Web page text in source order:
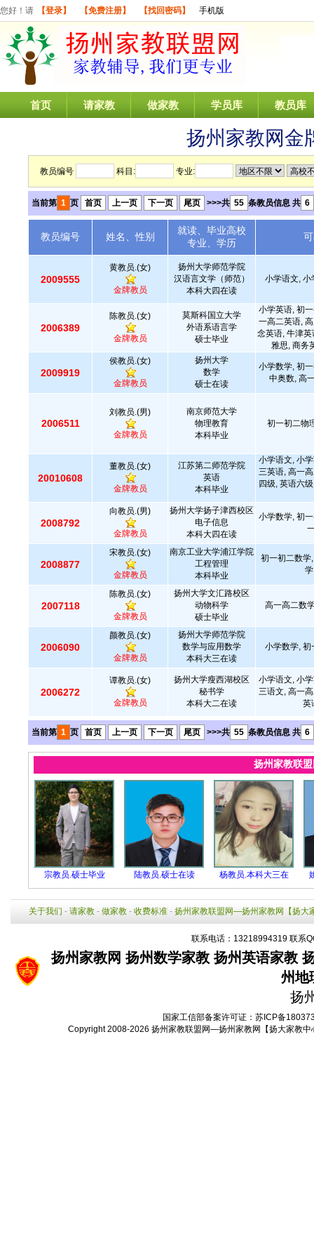
您好！请 【登录】 【免费注册】 【找回密码】 手机版
首页 请家教 做家教 学员库 教员库
扬州家教网金
教员编号 科目: 专业:
当前第 1 页 首页 上一页 下一页 尾页 >>>共 55 条教员信息 共 6
教员编号 姓名、性别
就读、毕业高校
专业、学历
2009555
黄教员.(女)
金牌教员
扬州大学师范学院
汉语言文学（师范）
本科大四在读
小学语文, 小
2006389
陈教员.(女)
金牌教员
莫斯科国立大学
外语系语言学
硕士毕业
小学英语, 初
一高二英语,
念英语, 牛津
雅思, 商务
2009919
侯教员.(女)
金牌教员
扬州大学
数学
硕士在读
小学数学, 初
中奥数, 高
2006511
刘教员.(男)
金牌教员
南京师范大学
物理教育
本科毕业
初一初二物
20010608
董教员.(女)
金牌教员
江苏第二师范学院
英语
本科毕业
小学语文, 小
三英语, 高一
四级, 英语六
2008792
向教员.(男)
金牌教员
扬州大学扬子津西校区
电子信息
本科大四在读
小学数学, 初
2008877
宋教员.(女)
金牌教员
南京工业大学浦江学院
工程管理
本科毕业
初一初二数学
2007118
陈教员.(女)
金牌教员
扬州大学文汇路校区
动物科学
硕士毕业
高一高二数
2006090
颜教员.(女)
金牌教员
扬州大学师范学院
数学与应用数学
本科大三在读
小学数学, 初
2006272
谭教员.(女)
金牌教员
扬州大学瘦西湖校区
秘书学
本科大二在读
小学语文, 小
三语文, 高一
英
当前第 1 页 首页 上一页 下一页 尾页 >>>共 55 条教员信息 共 6
扬州家教联
宗教员.硕士毕业 陆教员.硕士在读 杨教员.本科大三在
关于我们 - 请家教 - 做家教 - 收费标准 - 扬州家教联盟网—扬州家教网【扬大
联系电话：13218994319 联系
扬州家教网 扬州数学家教 扬州英语家教
州地
扬
国家工信部备案许可证： 苏ICP备
Copyright 2008-2026 扬州家教联盟网—扬州家教网【扬大家教